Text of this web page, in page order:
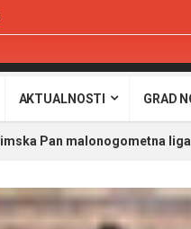
AKTUALNOSTI GRAD
Pan malonogometna